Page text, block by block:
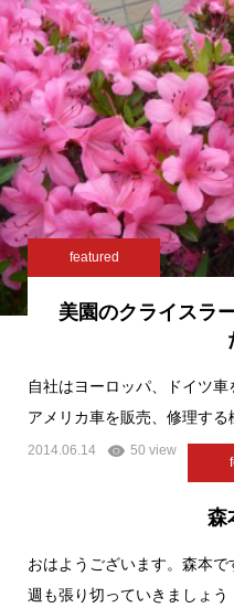
featured
美園のクライスラ
自社はヨーロッパ、ドイツ
アメリカ車を販売、修理する
2014.06.14 50 view
森
おはようございます。森本
週も張り切っていきましょう